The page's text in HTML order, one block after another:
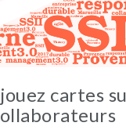
jouez cartes